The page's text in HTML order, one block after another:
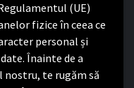
(UE)
fizice în ceea ce
personal și
Înainte de a
nostru, te rugăm să